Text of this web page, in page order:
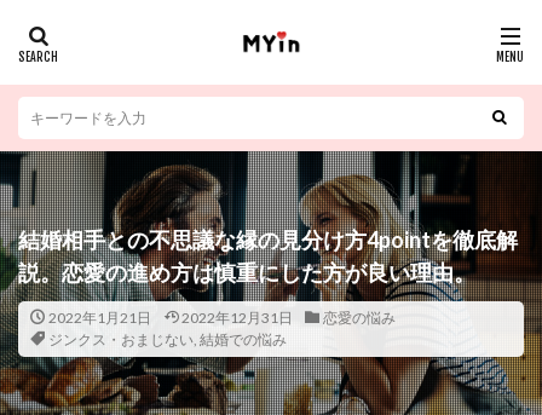
結婚相手との不思議な縁の見分け方4pointを徹底解
説。恋愛の進め方は慎重にした方が良い理由。
2022年1月21日 2022年12月31日
恋愛の悩み
ジンクス・おまじない, 結婚での悩み